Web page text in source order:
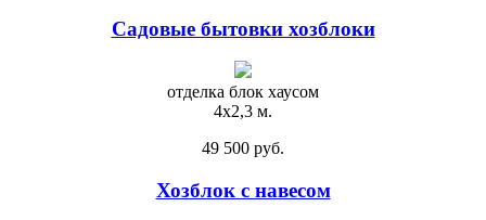
Садовые бытовки хозблоки
отделка блок хаусом
4х2,3 м.
49 500 руб.
Хозблок с навесом